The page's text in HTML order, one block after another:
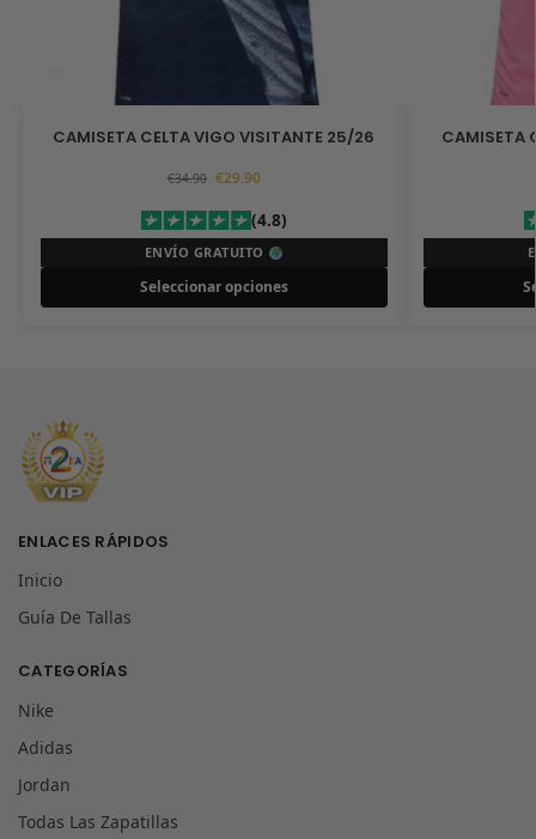
CAMISETA CELTA VIGO VISITANTE 25/26
€34.90 €29.90
(4.8)
ENVÍO GRATUITO
Seleccionar opciones
CAMISETA
ENLACES RÁPIDOS
Inicio
Guía De Tallas
CATEGORÍAS
Nike
Adidas
Jordan
Todas Las Zapatillas